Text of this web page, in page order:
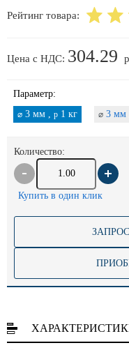
Рейтинг товара:
Цена с НДС: 304.29
Параметр:
⌀ 3 мм , p 1 кг ⌀ 3 мм
Количество:
Купить в один клик